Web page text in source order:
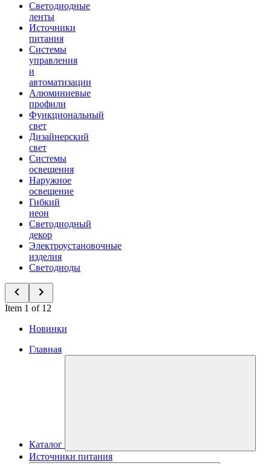
Светодиодные
ленты
Источники
питания
Системы
управления
и
автоматизации
Алюминиевые
профили
Функциональный
свет
Дизайнерский
свет
Системы
освещения
Наружное
освещение
Гибкий
неон
Светодиодный
декор
Электроустановочные
изделия
Светодиоды
Item 1 of 12
Новинки
Главная
Каталог
Источники питания